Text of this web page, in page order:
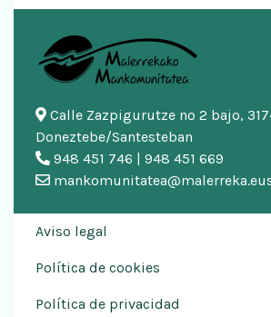
Calle Zazpigurutze nº 2 bajo,
Doneztebe/Santesteban
948 451 746 | 948 451 669
Aviso legal
Política de cookies
Política de privacidad